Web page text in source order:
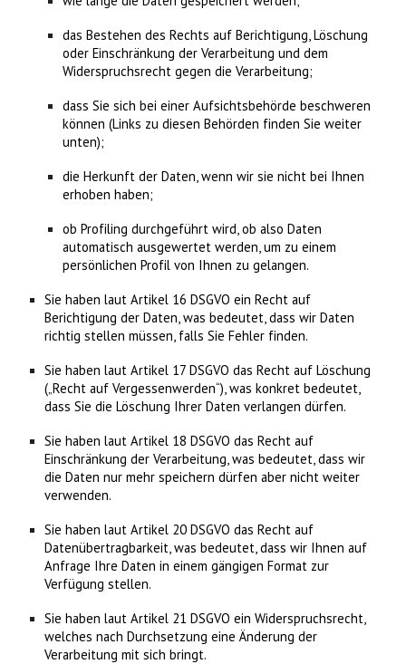
das Bestehen des Rechts auf Berichtigung, Löschung
oder Einschränkung der Verarbeitung und dem
Widerspruchsrecht gegen die Verarbeitung;
dass Sie sich bei einer Aufsichtsbehörde beschweren
können (Links zu diesen Behörden finden Sie weiter
unten);
die Herkunft der Daten, wenn wir sie nicht bei Ihnen
erhoben haben;
ob Profiling durchgeführt wird, ob also Daten
automatisch ausgewertet werden, um zu einem
persönlichen Profil von Ihnen zu gelangen.
Sie haben laut Artikel 16 DSGVO ein Recht auf
Berichtigung der Daten, was bedeutet, dass wir Daten
richtig stellen müssen, falls Sie Fehler finden.
Sie haben laut Artikel 17 DSGVO das Recht auf Löschung
(„Recht auf Vergessenwerden“), was konkret bedeutet,
dass Sie die Löschung Ihrer Daten verlangen dürfen.
Sie haben laut Artikel 18 DSGVO das Recht auf
Einschränkung der Verarbeitung, was bedeutet, dass wir
die Daten nur mehr speichern dürfen aber nicht weiter
verwenden.
Sie haben laut Artikel 20 DSGVO das Recht auf
Datenübertragbarkeit, was bedeutet, dass wir Ihnen auf
Anfrage Ihre Daten in einem gängigen Format zur
Verfügung stellen.
Sie haben laut Artikel 21 DSGVO ein Widerspruchsrecht,
welches nach Durchsetzung eine Änderung der
Verarbeitung mit sich bringt.